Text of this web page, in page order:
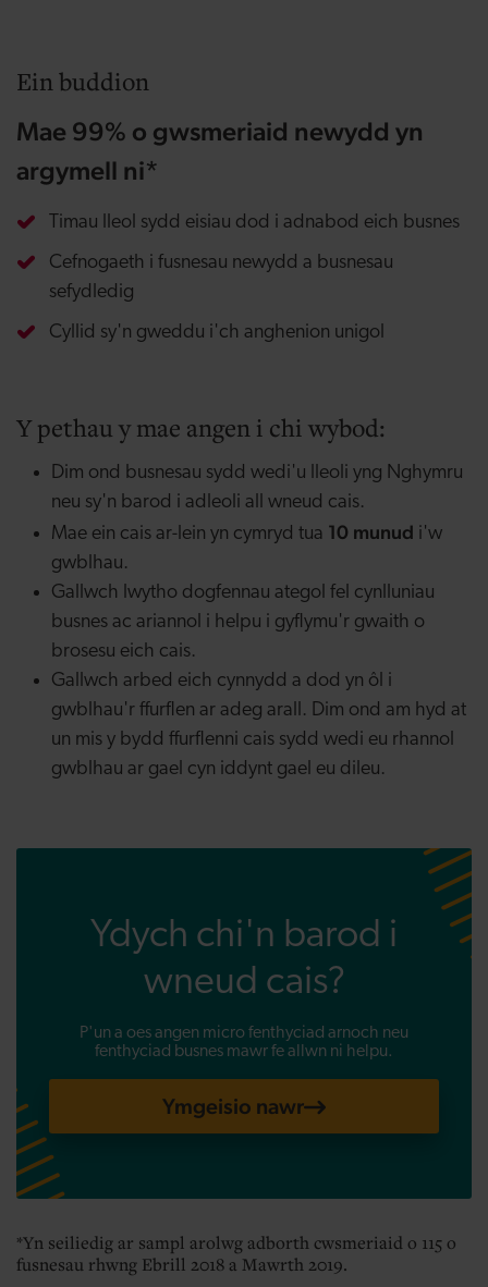
Ein buddion
Mae 99% o gwsmeriaid newydd yn
argymell ni*
Timau lleol sydd eisiau dod i adnabod eich busnes
Cefnogaeth i fusnesau newydd a busnesau
sefydledig
Cyllid sy'n gweddu i'ch anghenion unigol
Y pethau y mae angen i chi wybod:
Dim ond busnesau sydd wedi'u lleoli yng Nghymru
neu sy'n barod i adleoli all wneud cais.
Mae ein cais ar-lein yn cymryd tua 10 munud i'w
gwblhau.
Gallwch lwytho dogfennau ategol fel cynlluniau
busnes ac ariannol i helpu i gyflymu'r gwaith o
brosesu eich cais.
Gallwch arbed eich cynnydd a dod yn ôl i
gwblhau'r ffurflen ar adeg arall. Dim ond am hyd at
un mis y bydd ffurflenni cais sydd wedi eu rhannol
gwblhau ar gael cyn iddynt gael eu dileu.
Ydych chi'n barod i
wneud cais?
P'un a oes angen micro fenthyciad arnoch neu
fenthyciad busnes mawr fe allwn ni helpu.
Ymgeisio nawr
*Yn seiliedig ar sampl arolwg adborth cwsmeriaid o 115 o
fusnesau rhwng Ebrill 2018 a Mawrth 2019.